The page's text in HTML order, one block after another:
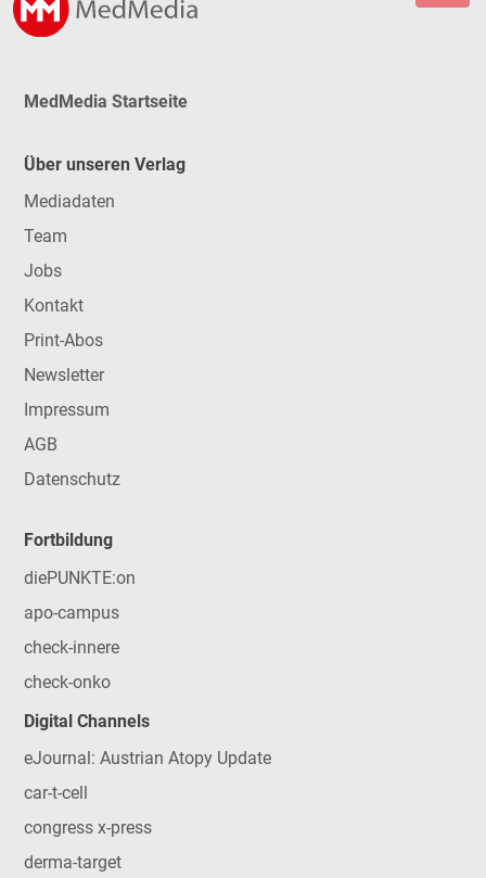
MedMedia Startseite
Über unseren Verlag
Mediadaten
Team
Jobs
Kontakt
Print-Abos
Newsletter
Impressum
AGB
Datenschutz
Fortbildung
diePUNKTE:on
apo-campus
check-innere
check-onko
Digital Channels
eJournal: Austrian Atopy Update
car-t-cell
congress x-press
derma-target